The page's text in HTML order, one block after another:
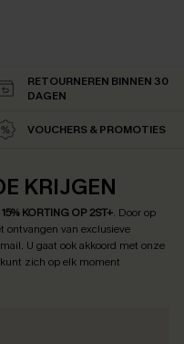
RETOURNEREN BINNEN 30
DAGEN
VOUCHERS & PROMOTIES
KRIJGEN
KORTING OP 2ST+. Door op
ontvangen van exclusieve
U gaat ook akkoord met onze
zich op elk moment